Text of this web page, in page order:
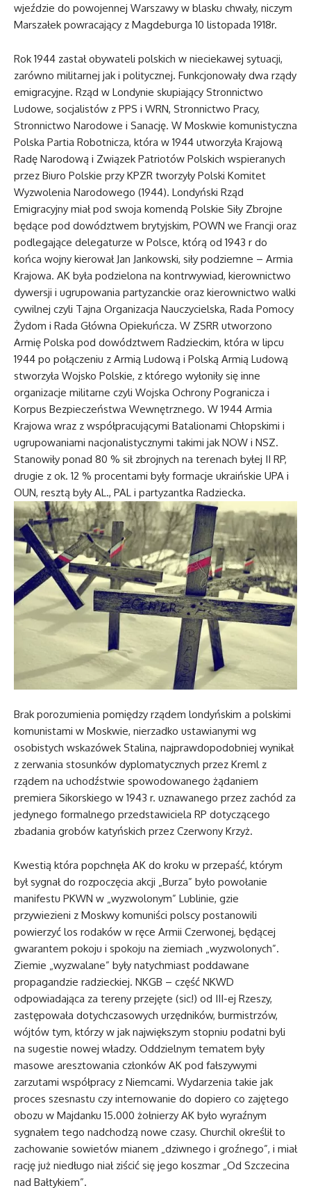
wjeździe do powojennej Warszawy w blasku chwały, niczym
Marszałek powracający z Magdeburga 10 listopada 1918r.
Rok 1944 zastał obywateli polskich w nieciekawej sytuacji,
zarówno militarnej jak i politycznej. Funkcjonowały dwa rządy
emigracyjne. Rząd w Londynie skupiający Stronnictwo
Ludowe, socjalistów z PPS i WRN, Stronnictwo Pracy,
Stronnictwo Narodowe i Sanację. W Moskwie komunistyczna
Polska Partia Robotnicza, która w 1944 utworzyła Krajową
Radę Narodową i Związek Patriotów Polskich wspieranych
przez Biuro Polskie przy KPZR tworzyły Polski Komitet
Wyzwolenia Narodowego (1944). Londyński Rząd
Emigracyjny miał pod swoja komendą Polskie Siły Zbrojne
będące pod dowództwem brytyjskim, POWN we Francji oraz
podlegające delegaturze w Polsce, którą od 1943 r do
końca wojny kierował Jan Jankowski, siły podziemne – Armia
Krajowa. AK była podzielona na kontrwywiad, kierownictwo
dywersji i ugrupowania partyzanckie oraz kierownictwo walki
cywilnej czyli Tajna Organizacja Nauczycielska, Rada Pomocy
Żydom i Rada Główna Opiekuńcza. W ZSRR utworzono
Armię Polska pod dowództwem Radzieckim, która w lipcu
1944 po połączeniu z Armią Ludową i Polską Armią Ludową
stworzyła Wojsko Polskie, z którego wyłoniły się inne
organizacje militarne czyli Wojska Ochrony Pogranicza i
Korpus Bezpieczeństwa Wewnętrznego. W 1944 Armia
Krajowa wraz z współpracującymi Batalionami Chłopskimi i
ugrupowaniami nacjonalistycznymi takimi jak NOW i NSZ.
Stanowiły ponad 80 % sił zbrojnych na terenach byłej II RP,
drugie z ok. 12 % procentami były formacje ukraińskie UPA i
OUN, resztą były AL., PAL i partyzantka Radziecka.
Brak porozumienia pomiędzy rządem londyńskim a polskimi
komunistami w Moskwie, nierzadko ustawianymi wg
osobistych wskazówek Stalina, najprawdopodobniej wynikał
z zerwania stosunków dyplomatycznych przez Kreml z
rządem na uchodźstwie spowodowanego żądaniem
premiera Sikorskiego w 1943 r. uznawanego przez zachód za
jedynego formalnego przedstawiciela RP dotyczącego
zbadania grobów katyńskich przez Czerwony Krzyż.
Kwestią która popchnęła AK do kroku w przepaść, którym
był sygnał do rozpoczęcia akcji „Burza” było powołanie
manifestu PKWN w „wyzwolonym” Lublinie, gzie
przywiezieni z Moskwy komuniści polscy postanowili
powierzyć los rodaków w ręce Armii Czerwonej, będącej
gwarantem pokoju i spokoju na ziemiach „wyzwolonych”.
Ziemie „wyzwalane” były natychmiast poddawane
propagandzie radzieckiej. NKGB – część NKWD
odpowiadająca za tereny przejęte (sic!) od III-ej Rzeszy,
zastępowała dotychczasowych urzędników, burmistrzów,
wójtów tym, którzy w jak największym stopniu podatni byli
na sugestie nowej władzy. Oddzielnym tematem były
masowe aresztowania członków AK pod fałszywymi
zarzutami współpracy z Niemcami. Wydarzenia takie jak
proces szesnastu czy internowanie do dopiero co zajętego
obozu w Majdanku 15.000 żołnierzy AK było wyraźnym
sygnałem tego nadchodzą nowe czasy. Churchil określił to
zachowanie sowietów mianem „dziwnego i groźnego”, i miał
rację już niedługo niał ziścić się jego koszmar „Od Szczecina
nad Bałtykiem”.